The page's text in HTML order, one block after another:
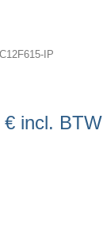
IP
€ incl. BTW